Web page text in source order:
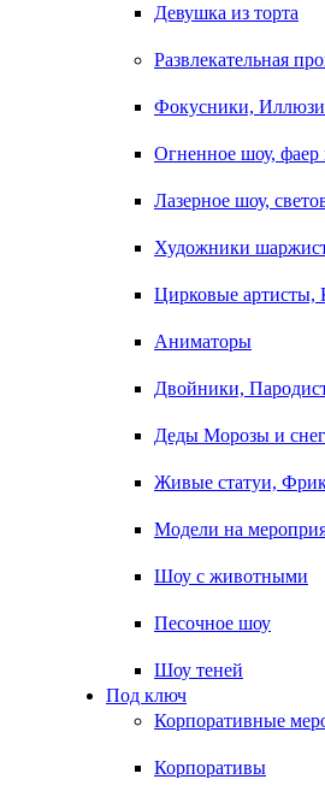
Девушка из торта
Развлекательная
Фокусники,
Огненное шоу, фаер
Лазерное шоу,
Художники
Цирковые артисты,
Аниматоры
Двойники,
Деды Морозы и
Живые статуи,
Модели на
Шоу с животными
Песочное шоу
Шоу теней
Под ключ
Корпоративные
Корпоративы